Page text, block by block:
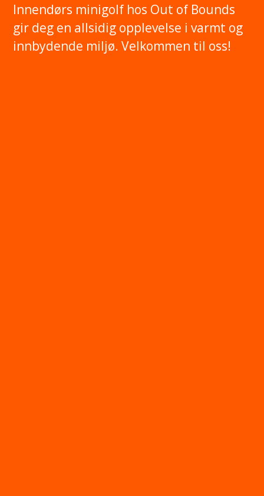
Innendørs minigolf hos Out of Bounds
gir deg en allsidig opplevelse i varmt og
innbydende miljø. Velkommen til oss!